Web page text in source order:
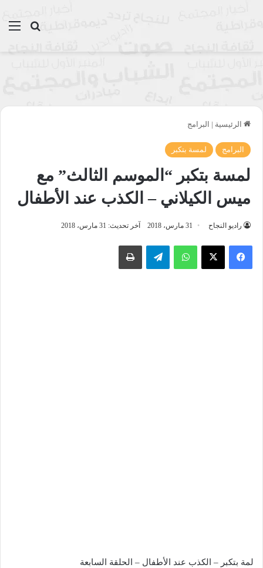
بحث
الرئيسية | البرامج
البرامج لمسة بتكبر
لمسة بتكبر “الموسم الثالث” مع
ميس الكيلاني – الكذب عند الأطفال
راديو النجاح 31 مارس، 2018 آخر تحديث: 31 مارس، 2018
واتساب تيلقرام طباعة
لمة بتكبر – الكذب عند الأطفال – الحلقة السابعة